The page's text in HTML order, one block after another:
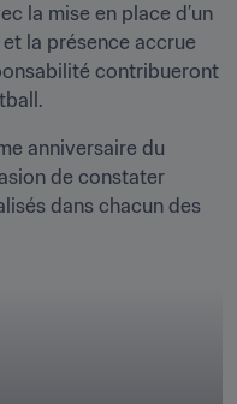
la mise en place d’un
la présence accrue
contribueront
anniversaire du
de constater
dans chacun des